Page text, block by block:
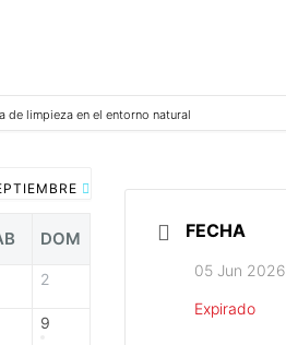
de limpieza en el entorno natural
DOM
2
9
FECHA
05 Jun 2026
Expirado